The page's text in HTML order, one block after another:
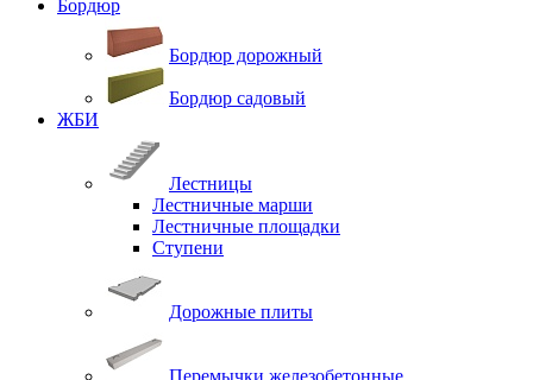
Бордюр
Бордюр дорожный
Бордюр садовый
ЖБИ
Лестницы
Лестничные марши
Лестничные площадки
Ступени
Дорожные плиты
Перемычки железобетонные